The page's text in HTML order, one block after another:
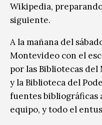
Wikipedia,
siguiente.
A la mañana del
Montevideo con el
por las Bibliotecas del
y la Biblioteca del
fuentes bibliográficas
equipo, y todo el